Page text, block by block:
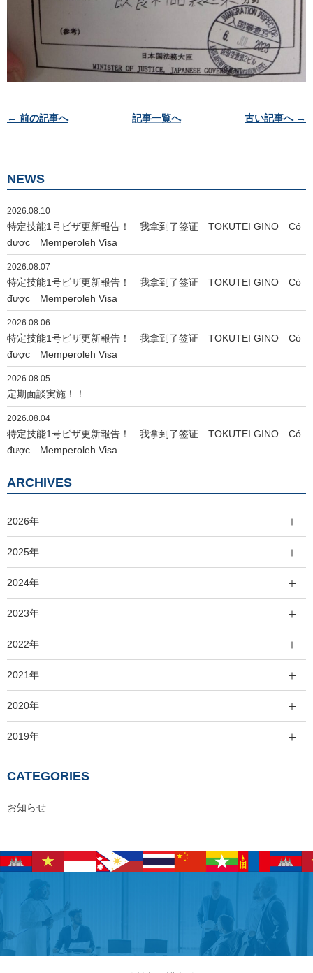
投
ゲ
シ
ョ
ン
← 前の記事へ 古い記事へ →
記事一覧へ
NEWS
2026.08.10
特定技能1号ビザ更新報告！ 我拿到了签证 TOKUTEI GINO Có
được Memperoleh Visa
2026.08.07
特定技能1号ビザ更新報告！ 我拿到了签证 TOKUTEI GINO Có
được Memperoleh Visa
2026.08.06
特定技能1号ビザ更新報告！ 我拿到了签证 TOKUTEI GINO Có
được Memperoleh Visa
2026.08.05
定期面談実施！！
2026.08.04
特定技能1号ビザ更新報告！ 我拿到了签证 TOKUTEI GINO Có
được Memperoleh Visa
ARCHIVES
2026年
2025年
2024年
2023年
2022年
2021年
2020年
2019年
CATEGORIES
お知らせ